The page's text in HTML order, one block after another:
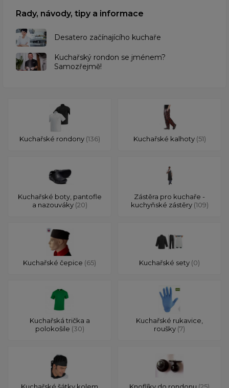
Rady, návody, tipy a informace
Desatero začínajícího kuchaře
Kuchařský rondon se jménem?
Samozřejmě!
Kuchařské rondony (136) Kuchařské kalhoty (51)
Kuchařské boty, pantofle
a nazouváky (20)
Zástěra pro kuchaře -
kuchyňské zástěry (109)
Kuchařské čepice (65) Kuchařské sety (0)
Kuchařská trička a
polokošile (30)
Kuchařské rukavice,
roušky (7)